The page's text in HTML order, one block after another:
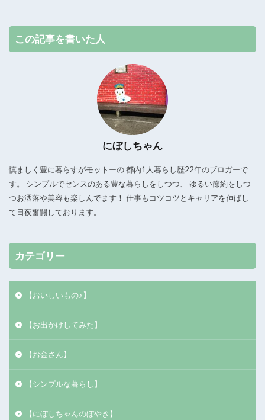
この記事を書いた人
にぼしちゃん
慎ましく豊に暮らすがモットーの 都内1人暮らし歴22年のブロガーで
す。 シンプルでセンスのある豊な暮らしをしつつ、 ゆるい節約をしつ
つお洒落や美容も楽しんでます！ 仕事もコツコツとキャリアを伸ばし
て日夜奮闘しております。
カテゴリー
【おいしいもの♪】
【お出かけしてみた】
【お金さん】
【シンプルな暮らし】
【にぼしちゃんのぼやき】